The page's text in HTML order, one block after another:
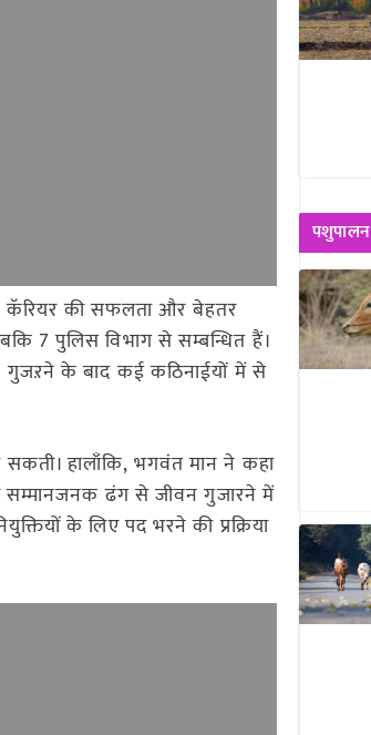
कॅरियर की सफलता और बेहतर
7 पुलिस विभाग से सम्बन्धित हैं।
गुजऱने के बाद कई कठिनाईयों में से
सकती। हालाँकि, भगवंत मान ने कहा
सम्मानजनक ढंग से जीवन गुजारने में
के लिए पद भरने की प्रक्रिया
पशुपालन